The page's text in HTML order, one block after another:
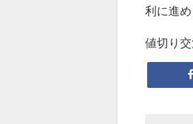
利に進
値切り